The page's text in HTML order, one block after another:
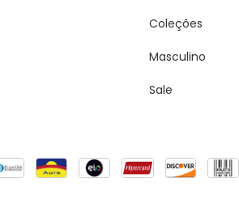
Coleções
Masculino
Sale